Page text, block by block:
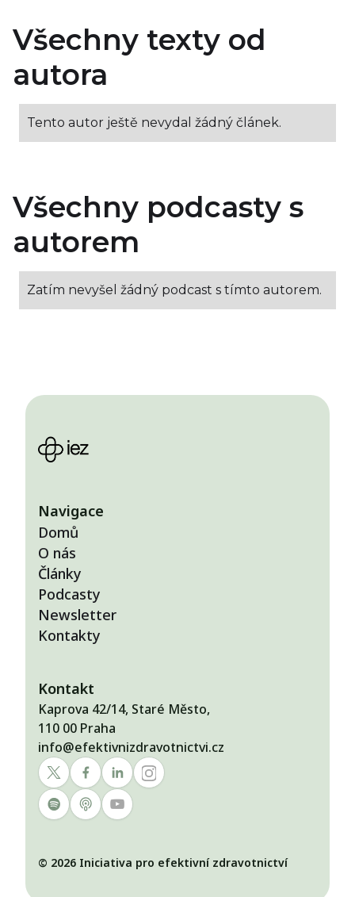
Všechny texty od
autora
Tento autor ještě nevydal žádný článek.
Všechny podcasty s
autorem
Zatím nevyšel žádný podcast s tímto autorem.
Navigace
Domů
O nás
Články
Podcasty
Newsletter
Kontakty
Kontakt
Kaprova 42/14, Staré Město,
110 00 Praha
info@efektivnizdravotnictvi.cz
© 2026 Iniciativa pro efektivní zdravotnictví